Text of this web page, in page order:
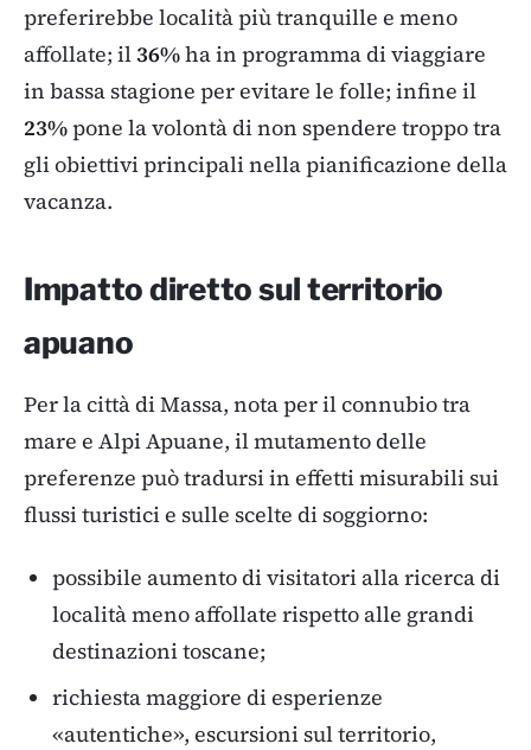
preferirebbe località più tranquille e meno
affollate; il 36%ha in programma di viaggiare
in bassa stagione per evitare le folle; infine il
23%pone la volontà di non spendere troppo tra
gli obiettivi principali nella pianificazione della
vacanza.
Impatto diretto sul territorio
apuano
Per la città di Massa, nota per il connubio tra
mare e Alpi Apuane, il mutamento delle
preferenze può tradursi in effetti misurabili sui
flussi turistici e sulle scelte di soggiorno:
possibile aumento di visitatori alla ricerca di
località meno affollate rispetto alle grandi
destinazioni toscane;
richiesta maggiore di esperienze
«autentiche», escursioni sul territorio,